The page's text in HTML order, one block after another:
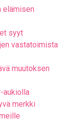
elämisen
syyt
vastatoimista
muutoksen
aukiolla
merkki